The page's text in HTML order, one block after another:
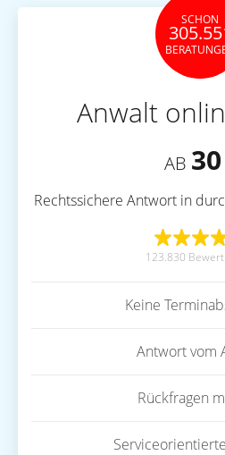
SCHON
Anwalt
AB 30
Rechtssichere Antwort in
123.830
Keine
Antwort vom
Rückfragen